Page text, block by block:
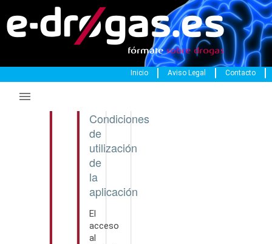
Inicio Aviso Legal Contacto

Condiciones
de
utilización
de
la
aplicación
El
acceso
al